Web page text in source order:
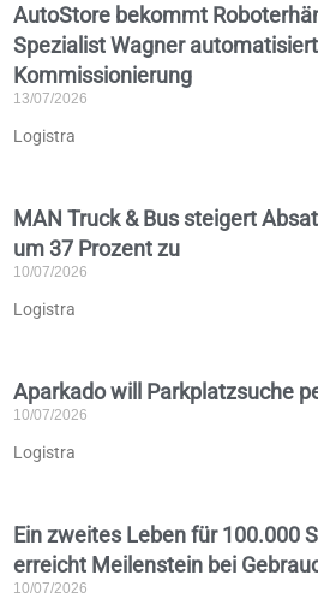
AutoStore bekommt
Spezialist Wagner
Kommissionierung
13/07/2026
Logistra
MAN Truck & Bus steigert
um 37 Prozent zu
10/07/2026
Logistra
Aparkado will Parkplatzsuche
10/07/2026
Logistra
Ein zweites Leben für 100.000
erreicht Meilenstein bei
10/07/2026